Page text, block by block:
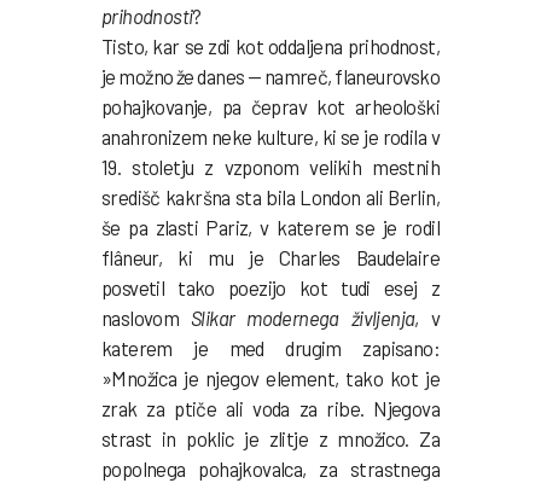
prihodnosti?
Tisto, kar se zdi kot oddaljena prihodnost,
je možno že danes — namreč, flaneurovsko
pohajkovanje, pa čeprav kot arheološki
anahronizem neke kulture, ki se je rodila v
19. stoletju z vzponom velikih mestnih
središč kakršna sta bila London ali Berlin,
še pa zlasti Pariz, v katerem se je rodil
flâneur, ki mu je Charles Baudelaire
posvetil tako poezijo kot tudi esej z
naslovom Slikar modernega življenja, v
katerem je med drugim zapisano:
»Množica je njegov element, tako kot je
zrak za ptiče ali voda za ribe. Njegova
strast in poklic je zlitje z množico. Za
popolnega pohajkovalca, za strastnega